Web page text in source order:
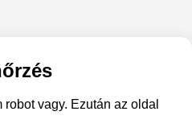
vagy. Ezután az oldal